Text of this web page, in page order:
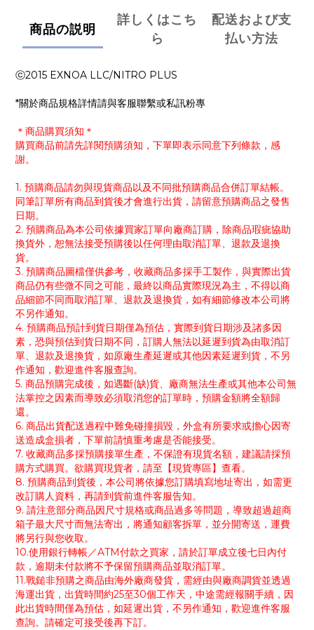
商品の説明
詳しくはこち
ら
配送および支
払い方法
ⓒ2015 EXNOA LLC/NITRO PLUS
*關於商品規格詳情請與客服聯繫或私訊粉專
＊商品購買須知＊
購買商品前請先詳閱預購須知，下單即表示同意下列條款，感
謝。
1. 預購商品請勿與現貨商品以及不同批預購商品合併訂單結帳。
同筆訂單所有商品到貨後才會進行出貨，請留意預購商品之發售
日期。
2. 預購商品為本公司依據買家訂單向廠商訂購，除商品瑕疵協助
換貨外，恕無法接受預購後以任何理由取消訂單、退款及退換
貨。
3. 預購商品圖檔僅供參考，收藏商品多採手工製作，與實際出貨
商品仍有些微不同之可能，最終以商品實際現況為主，不得以商
品細節不同而取消訂單、退款及退換貨，如有細節修改本公司將
不另作通知。
4. 預購商品預計到貨日期僅為預估，實際到貨日期涉及諸多因
素，恐與預估到貨日期不同，訂購人無法以延遲到貨為由取消訂
單、退款及退換貨，如原廠生產延遲或其他因素延遲到貨，不另
作通知，歡迎進件客服查詢。
5. 商品預購完成後，如遇斷(缺)貨、廠商無法生產或其他本公司無
法掌控之因素而導致必須取消您的訂單時，預購金額將全額歸
還。
6. 商品出貨配送過程中難免碰撞損毀，外盒有所要求或擔心因寄
送造成盒損者，下單前請慎重考慮是否能接受。
7. 收藏商品多採預購接單生產，不保證有現貨名額，建議請採預
購方式購買。欲購買現貨者，請至【現貨專區】查看。
8. 預購商品到貨後，本公司將依據您訂購填寫地址寄出，如需更
改訂購人資料，再請到貨前進件客服告知。
9. 請注意部分商品因尺寸規格或商品過多等問題，導致超過超商
箱子最大尺寸而無法寄出，將通知顧客拆單，並分開寄送，運費
將另行與您收取。
10.使用銀行轉帳／ATM付款之買家，請於訂單成立後七日內付
款，逾期未付款將不予保留預購商品並取消訂單。
11.戰鎚非預購之商品由海外廠商發貨，需經由與廠商調貨並透過
海運出貨，出貨時間約25至30個工作天，中途需經報關手續，因
此出貨時間僅為預估，如延遲出貨，不另作通知，歡迎進件客服
查詢。請確定可接受後再下訂。